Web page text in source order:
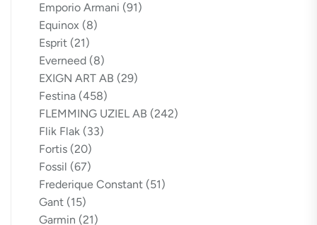
Emporio Armani (91)
Equinox (8)
Esprit (21)
Everneed (8)
EXIGN ART AB (29)
Festina (458)
FLEMMING UZIEL AB (242)
Flik Flak (33)
Fortis (20)
Fossil (67)
Frederique Constant (51)
Gant (15)
Garmin (21)